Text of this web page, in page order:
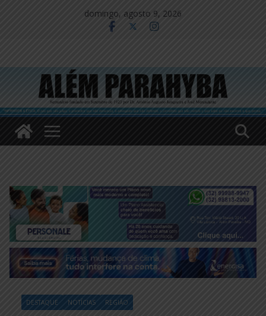
domingo, agosto 9, 2026
DESTAQUE NOTÍCIAS REGIÃO